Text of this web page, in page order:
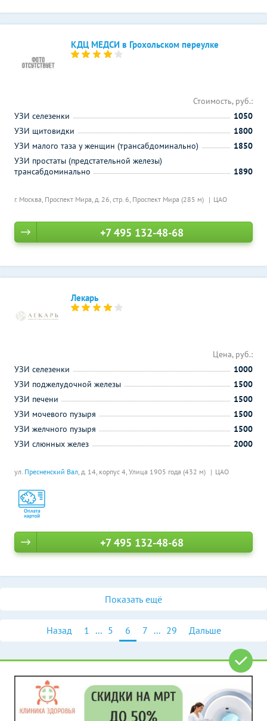
КДЦ МЕДСИ в Грохольском переулке
г. Москва, Проспект Мира, д. 26, стр. 6, Проспект Мира (285 м) ЦАО
Стоимость, руб.:
УЗИ селезенки
1050
УЗИ щитовидки
1800
УЗИ малого таза у женщин (трансабдоминально)
1850
УЗИ простаты (предстательной железы)
трансабдоминально
1890
+7 495 132-48-68
Лекарь
ул. Пресненский Вал, д. 14, корпус 4, Улица 1905 года (432 м) ЦАО
Цена, руб.:
УЗИ селезенки
1000
УЗИ поджелудочной железы
1500
УЗИ печени
1500
УЗИ мочевого пузыря
1500
УЗИ желчного пузыря
1500
УЗИ слюнных желез
2000
+7 495 132-48-68
Показать ещё
Назад 1 ... 5 6 7 ... 29 Дальше